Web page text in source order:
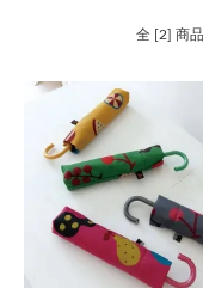
全 [2] 商